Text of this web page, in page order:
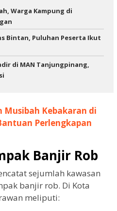
Warga Kampung di
Bintan, Puluhan Peserta Ikut
di MAN Tanjungpinang,
Musibah Kebakaran di
Perlengkapan
Banjir Rob
sejumlah kawasan
banjir rob. Di Kota
meliputi: